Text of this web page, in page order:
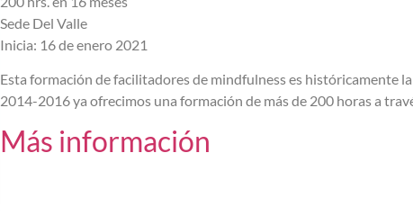
Sede Del Valle
Inicia: 16 de enero 2021
Esta formación de facilitadores de mindfulness es históricamente
2014-2016 ya ofrecimos una formación de más de 200 horas a
Más información